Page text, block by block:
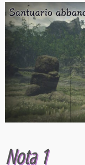
Nota 1